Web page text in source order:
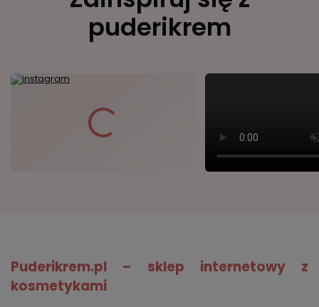
puderikrem
Puderikrem.pl – sklep internetowy z
kosmetykami